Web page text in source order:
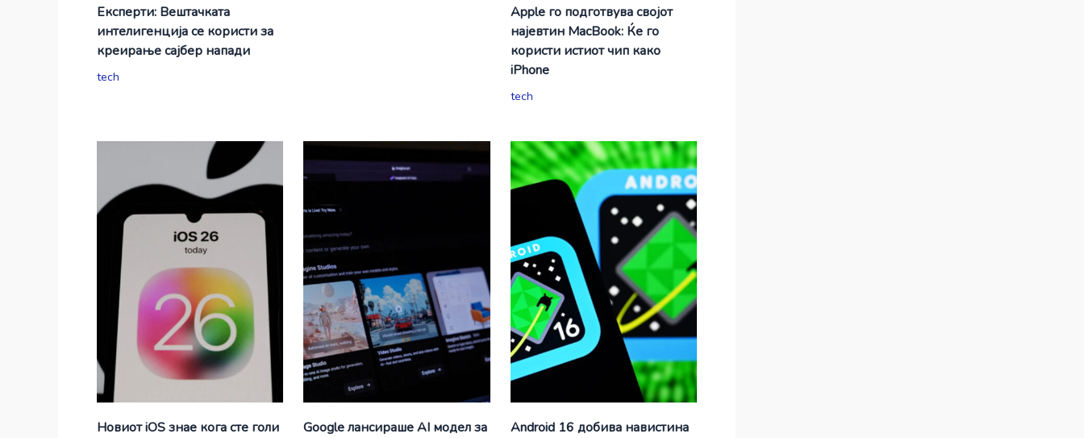
Експерти: Вештачката
интелигенција се користи за
креирање сајбер напади
tech
Apple го подготвува својот
најевтин MacBook: Ќе го
користи истиот чип како
iPhone
tech
Новиот iOS знае кога сте голи Google лансираше AI модел за Android 16 добива навистина